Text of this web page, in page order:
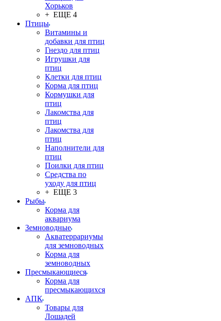
Хорьков
+ ЕЩЕ 4
Птицы
Витамины и
добавки для птиц
Гнездо для птиц
Игрушки для
птиц
Клетки для птиц
Корма для птиц
Кормушки для
птиц
Лакомства для
птиц
Лакомства для
птиц
Наполнители для
птиц
Поилки для птиц
Средства по
уходу для птиц
+ ЕЩЕ 3
Рыбы
Корма для
аквариума
Земноводные
Акватеррариумы
для земноводных
Корма для
земноводных
Пресмыкающиеся
Корма для
пресмыкающихся
АПК
Товары для
Лошадей